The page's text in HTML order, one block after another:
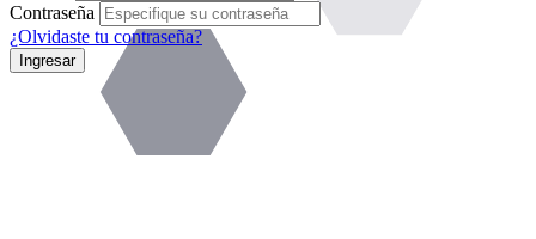
Contraseña
¿Olvidaste tu contraseña?